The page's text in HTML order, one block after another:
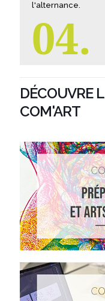
l'alternance.
04.
DÉCOUVRE
COM'ART